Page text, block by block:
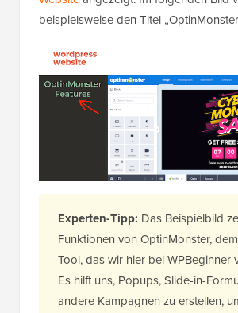
beispielsweise den Titel
Experten-Tipp: Das Beispielbild
Funktionen von OptinMonster,
Tool, das wir hier bei WPBeginner
Es hilft uns, Popups, Slide-in-
andere Kampagnen zu erstellen,